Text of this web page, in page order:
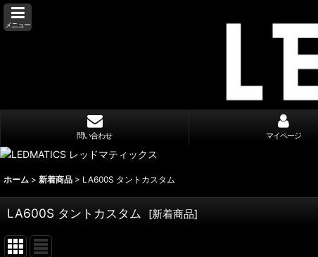
メニュー
問い合わせ マイページ
ホーム > 新着商品 > LA600S タントカスタム
LA600S タントカスタム [新着商品]